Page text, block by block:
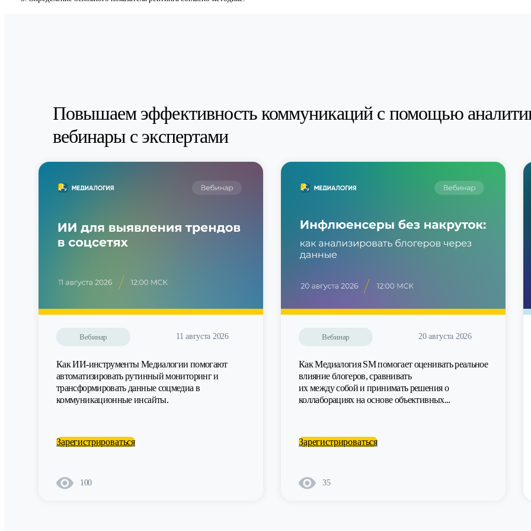
Повышаем эффективность коммуникаций с помощью
вебинары с экспертами
Вебинар 11 августа 2026
Как ИИ-инструменты Медиалогии помогают
автоматизировать рутинный мониторинг и
трансформировать данные соцмедиа в
коммуникационные инсайты.
Зарегистрироваться
100
Вебинар 20 августа 2026
Как Медиалогия SM помогает оценивать реальное
влияние блогеров, сравнивать
их между собой и принимать решения о
коллаборациях на основе объективных...
Зарегистрироваться
35